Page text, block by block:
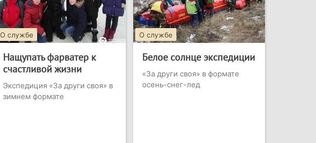
О службе
Нащупать фарватер к
счастливой жизни
Экспедиция «За други своя» в
зимнем формате
О службе
Белое солнце экспедиции
«За други своя» в формате
осень-снег-лед